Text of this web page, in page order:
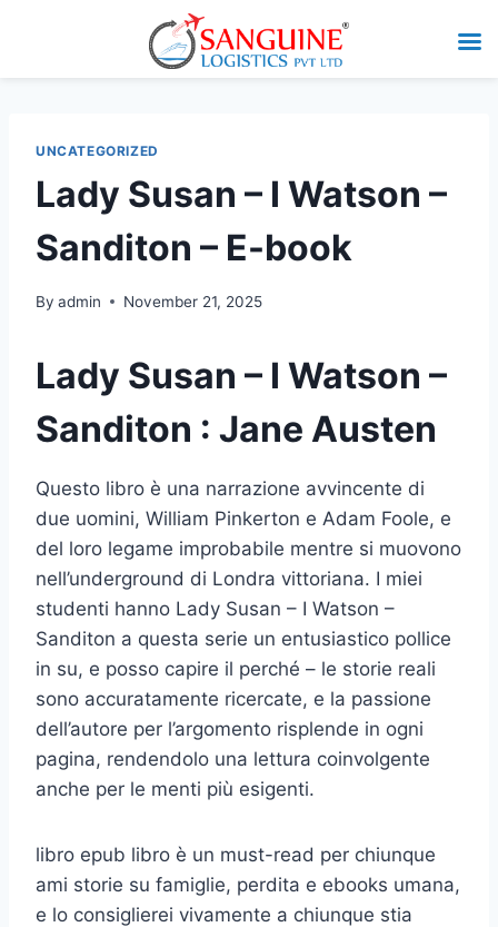
UNCATEGORIZED
Lady Susan – I Watson –
Sanditon – E-book
By admin November 21, 2025
Lady Susan – I Watson –
Sanditon : Jane Austen
Questo libro è una narrazione avvincente di
due uomini, William Pinkerton e Adam Foole, e
del loro legame improbabile mentre si muovono
nell’underground di Londra vittoriana. I miei
studenti hanno Lady Susan – I Watson –
Sanditon a questa serie un entusiastico pollice
in su, e posso capire il perché – le storie reali
sono accuratamente ricercate, e la passione
dell’autore per l’argomento risplende in ogni
pagina, rendendolo una lettura coinvolgente
anche per le menti più esigenti.
libro epub libro è un must-read per chiunque
ami storie su famiglie, perdita e ebooks umana,
e lo consiglierei vivamente a chiunque stia